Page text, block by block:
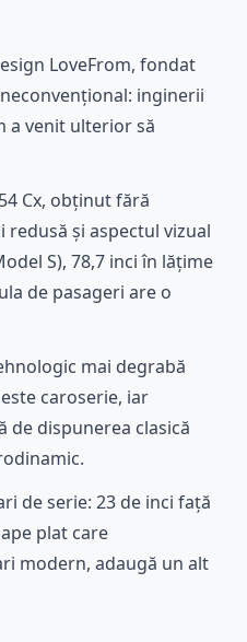
LoveFrom, fondat
inginerii
a venit ulterior să
Cx, obținut fără
și aspectul vizual
S), 78,7 inci în lățime
de pasageri are o
mai degrabă
caroserie, iar
dispunerea clasică
de serie: 23 de inci față
plat care
modern, adaugă un alt